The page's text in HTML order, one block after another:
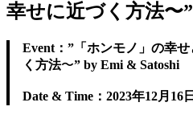
幸せに近づく方法〜
Event：”「ホンモノ」の幸
く方法〜” by Emi & Satoshi
Date & Time：2023年12月16